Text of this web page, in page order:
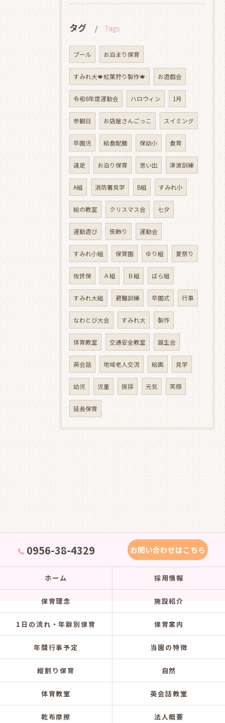
タグ Tags
プール お泊まり保育
すみれ大🍁紅葉狩り製作🍁 お遊戯会
令和6年度運動会 ハロウィン 1月
参観日 お店屋さんごっこ スイミング
卒園児 給食配膳 保幼小 食育
遠足 お泊り保育 思い出 津波訓練
A組 消防署見学 B組 すみれ小
絵の教室 クリスマス会 七夕
運動遊び 笹飾り 運動会
すみれ小組 保育園 ゆり組 夏祭り
佐世保 Ａ組 Ｂ組 ばら組
すみれ大組 避難訓練 卒園式 行事
なわとび大会 すみれ大 製作
体育教室 交通安全教室 誕生会
英会話 地域老人交流 絵画 見学
幼児 児童 挨拶 元気 笑顔
延長保育
0956-38-4329 お問い合わせはこちら
ホーム 採用情報
保育理念 施設紹介
1日の流れ・年齢別保育 保育案内
年間行事予定 当園の特徴
縦割り保育 自然
体育教室 英会話教室
乾布摩擦 法人概要